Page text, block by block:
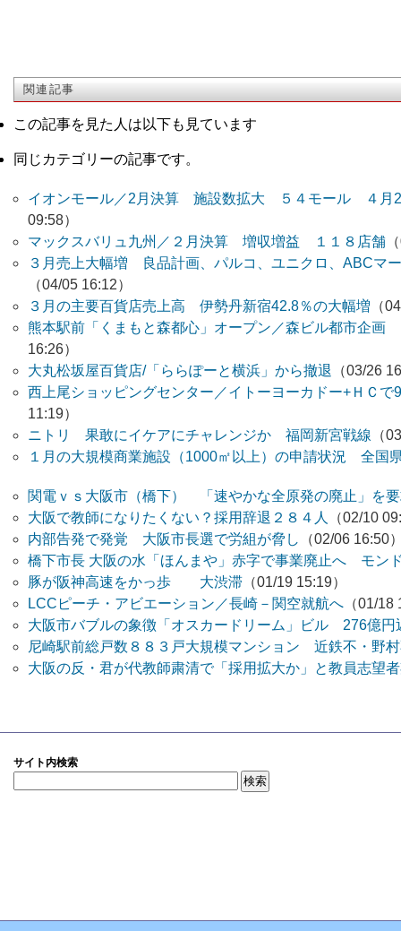
関連記事
この記事を見た人は以下も見ています
同じカテゴリーの記事です。
イオンモール／2月決算 施設数拡大 ５４モール ４月
09:58）
マックスバリュ九州／２月決算 増収増益 １１８店舗
３月売上大幅増 良品計画、パルコ、ユニクロ、ABC
（04/05 16:12）
３月の主要百貨店売上高 伊勢丹新宿42.8％の大幅増 （
熊本駅前「くまもと森都心」オープン／森ビル都市企画
16:26）
大丸松坂屋百貨店/「ららぽーと横浜」から撤退
（03/26
西上尾ショッピングセンター／イトーヨーカドー+ＨＣで
11:19）
ニトリ 果敢にイケアにチャレンジか 福岡新宮戦線 （
１月の大規模商業施設（1000㎡以上）の申請状況 全国
関電ｖｓ大阪市（橋下） 「速やかな全原発の廃止」を
大阪で教師になりたくない？採用辞退２８４人
（02/10
内部告発で発覚 大阪市長選で労組が脅し
（02/06 16:50
橋下市長 大阪の水「ほんまや」赤字で事業廃止へ モン
豚が阪神高速をかっ歩 大渋滞 （01/19 15:19）
LCCピーチ・アビエーション／長崎－関空就航へ （01/18
大阪市バブルの象徴「オスカードリーム」ビル 276億
尼崎駅前総戸数８８３戸大規模マンション 近鉄不・野
大阪の反・君が代教師粛清で「採用拡大か」と教員志望
サイト内検索